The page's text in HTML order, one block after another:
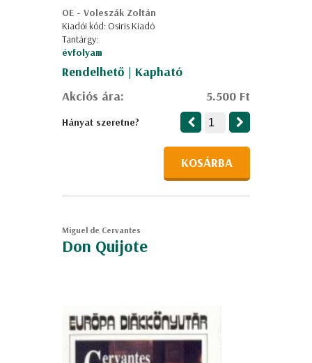
OE - Voleszák Zoltán
Kiadói kód: Osiris Kiadó
Tantárgy:
évfolyam
Rendelhető | Kapható
Akciós ára:
5.500 Ft
Hányat szeretne?
KOSÁRBA
Miguel de Cervantes
Don Quijote